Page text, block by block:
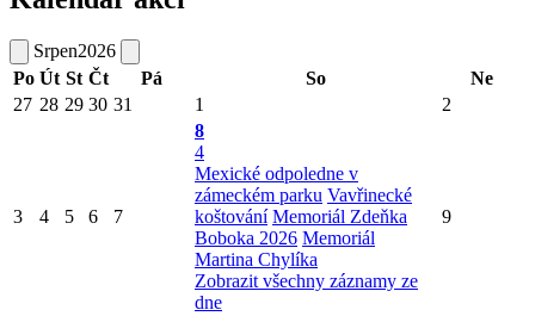
Srpen2026
Po Út St Čt Pá So
Ne
27 28 29 30 31 1 2
3 4 5 6 7
8
4
Mexické odpoledne v
zámeckém parku Vavřinecké
koštování Memoriál Zdeňka
Boboka 2026 Memoriál
Martina Chylíka
Zobrazit všechny záznamy ze
dne
9